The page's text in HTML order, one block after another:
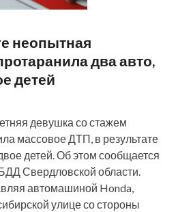
неопытная
два авто,
детей
девушка со стажем
массовое ДТП, в результате
детей. Об этом сообщается
Свердловской области.
автомашиной Honda,
улице со стороны